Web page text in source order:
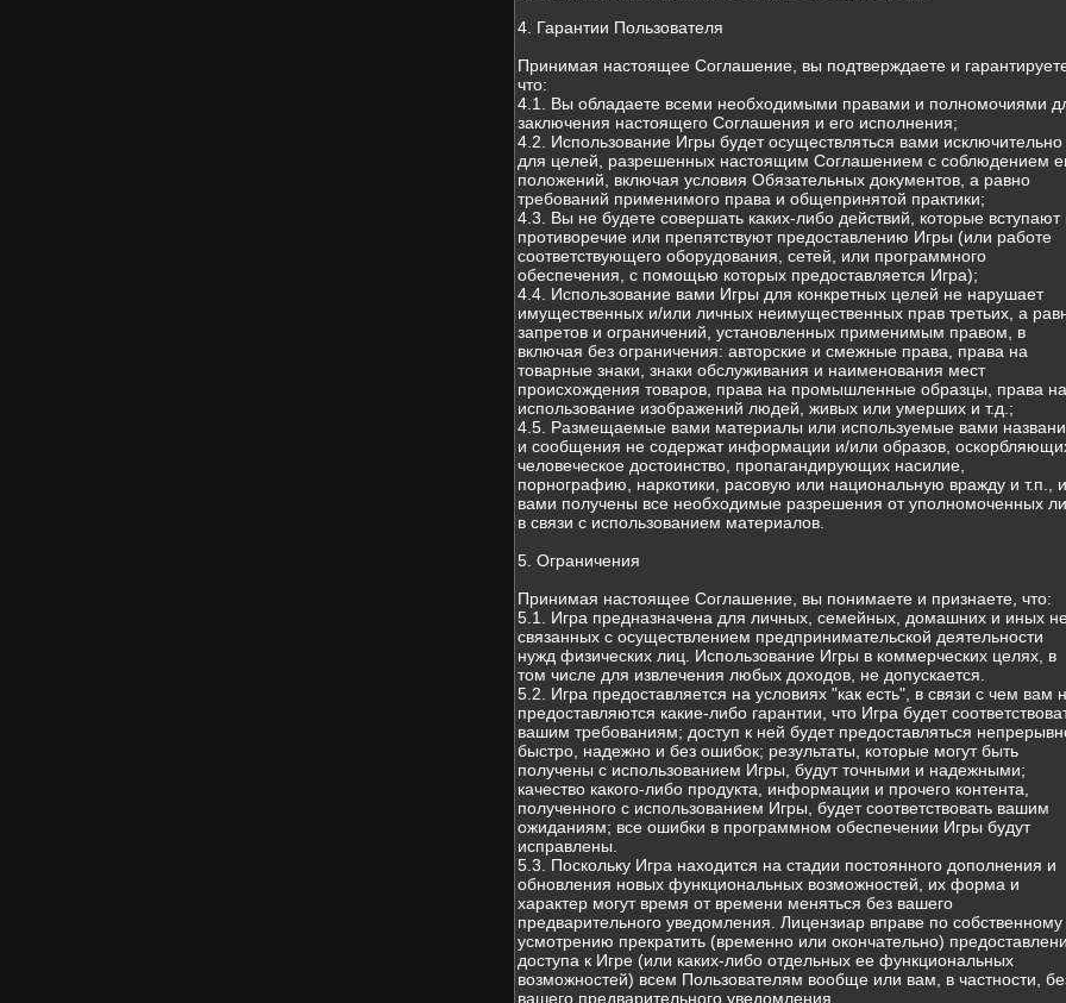
4. Гарантии Пользователя
Принимая настоящее Соглашение, вы подтверждаете и
что:
4.1. Вы обладаете всеми необходимыми правами и полномочиями
заключения настоящего Соглашения и его исполнения;
4.2. Использование Игры будет осуществляться вами исключительно
для целей, разрешенных настоящим Соглашением с соблюдением
положений, включая условия Обязательных документов, а равно
требований применимого права и общепринятой практики;
4.3. Вы не будете совершать каких-либо действий, которые вступают
противоречие или препятствуют предоставлению Игры (или работе
соответствующего оборудования, сетей, или программного
обеспечения, с помощью которых предоставляется Игра);
4.4. Использование вами Игры для конкретных целей не нарушает
имущественных и/или личных неимущественных прав третьих, а
запретов и ограничений, установленных применимым правом, в
включая без ограничения: авторские и смежные права, права на
товарные знаки, знаки обслуживания и наименования мест
происхождения товаров, права на промышленные образцы, права на
использование изображений людей, живых или умерших и т.д.;
4.5. Размещаемые вами материалы или используемые вами
и сообщения не содержат информации и/или образов,
человеческое достоинство, пропагандирующих насилие,
порнографию, наркотики, расовую или национальную вражду и т.п., и
вами получены все необходимые разрешения от уполномоченных
в связи с использованием материалов.
5. Ограничения
Принимая настоящее Соглашение, вы понимаете и признаете, что:
5.1. Игра предназначена для личных, семейных, домашних и иных
связанных с осуществлением предпринимательской деятельности
нужд физических лиц. Использование Игры в коммерческих целях, в
том числе для извлечения любых доходов, не допускается.
5.2. Игра предоставляется на условиях "как есть", в связи с чем вам
предоставляются какие-либо гарантии, что Игра будет
вашим требованиям; доступ к ней будет предоставляться
быстро, надежно и без ошибок; результаты, которые могут быть
получены с использованием Игры, будут точными и надежными;
качество какого-либо продукта, информации и прочего контента,
полученного с использованием Игры, будет соответствовать вашим
ожиданиям; все ошибки в программном обеспечении Игры будут
исправлены.
5.3. Поскольку Игра находится на стадии постоянного дополнения и
обновления новых функциональных возможностей, их форма и
характер могут время от времени меняться без вашего
предварительного уведомления. Лицензиар вправе по собственному
усмотрению прекратить (временно или окончательно)
доступа к Игре (или каких-либо отдельных ее функциональных
возможностей) всем Пользователям вообще или вам, в частности,
вашего предварительного уведомления.